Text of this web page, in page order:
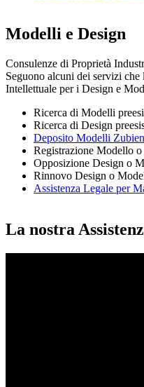
Modelli e Design
Consulenze di Proprietà
Seguono alcuni dei servizi che
Intellettuale per i Design e
Ricerca di Modelli
Ricerca di Design
Deposito Modelli
Registrazione Modello
Opposizione Design o
Rinnovo Design o
Assistenza Legale per
La nostra